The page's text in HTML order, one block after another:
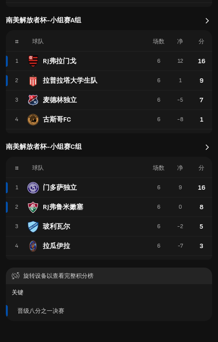
南美解放者杯-小组赛A组
# 球队
1 RJ弗拉门戈
2 拉普拉塔大学生队
3 麦德林独立
4 古斯哥FC
场数 净 分
6 12 16
6 1 9
6 -5 7
6 -8 1
南美解放者杯-小组赛C组
# 球队
1 门多萨独立
2 RJ弗鲁米嫩塞
3 玻利瓦尔
4 拉瓜伊拉
场数 净 分
6 9 16
6 0 8
6 -2 5
6 -7 3
旋转设备以查看完整积分榜
关键
晋级八分之一决赛